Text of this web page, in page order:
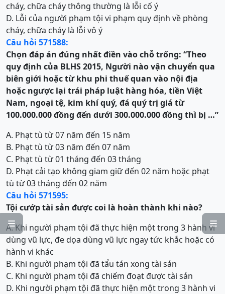


cháy, chữa cháy thông thường là lỗi cố ý
D. Lỗi của người phạm tội vi phạm quy định về phòng
cháy, chữa cháy là lỗi vô ý
Câu hỏi 571588:
Chọn đáp án đúng nhất điền vào chỗ trống: “Theo
quy định của BLHS 2015, Người nào vận chuyển qua
biên giới hoặc từ khu phi thuế quan vào nội địa
hoặc ngược lại trái pháp luật hàng hóa, tiền Việt
Nam, ngoại tệ, kim khí quý, đá quý trị giá từ
100.000.000 đồng đến dưới 300.000.000 đồng thì bị …”
A. Phạt tù từ 07 năm đến 15 năm
B. Phạt tù từ 03 năm đến 07 năm
C. Phạt tù từ 01 tháng đến 03 tháng
D. Phạt cải tạo không giam giữ đến 02 năm hoặc phạt
tù từ 03 tháng đến 02 năm
Câu hỏi 571595:
Tội cướp tài sản được coi là hoàn thành khi nào?
A. Khi người phạm tội đã thực hiện một trong 3 hành vi
dùng vũ lực, đe dọa dùng vũ lực ngay tức khắc hoặc có
hành vi khác
B. Khi người phạm tội đã tẩu tán xong tài sản
C. Khi người phạm tội đã chiếm đoạt được tài sản
D. Khi người phạm tội đã thực hiện một trong 3 hành vi